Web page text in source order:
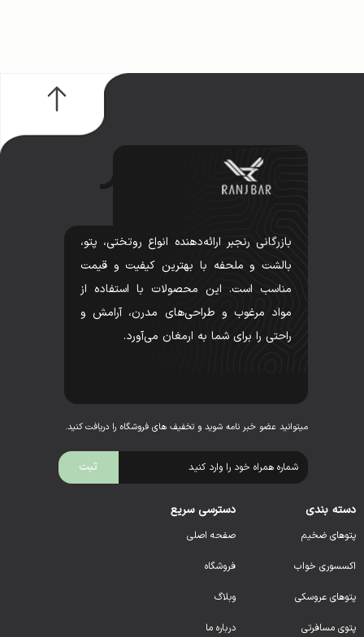
بازرگانی رنجبر ارائه‌دهنده انواع روتختی، پتو،
بالشت و ملحفه با بهترین کیفیت و قیمت
مناسب است. این محصولات با استفاده از
مواد مرغوب و طراحی‌های مدرن، آرامش و
راحتی را برای شما به ارمغان می‌آورد.
میتوانید عضو خبر نامه شوید و تخفیف های فروشگاه را دریافت کنید.
دسته بندی
پتوهای ضخیم
اکسسوری خواب
پتوهای عروسکی
پتوی مسافرتی
دسترسی سریع
صفحه اصلی
فروشگاه
وبلاگ
درباره ما